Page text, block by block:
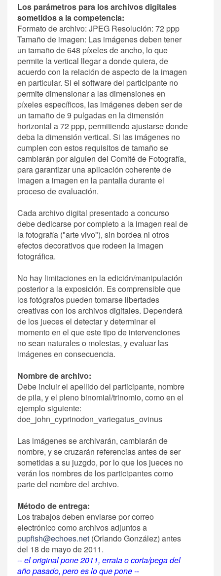
Los parámetros para los archivos digitales
sometidos a la competencia:
Formato de archivo: JPEG Resolución: 72 ppp
Tamaño de imagen: Las imágenes deben tener
un tamaño de 648 píxeles de ancho, lo que
permite la vertical llegar a donde quiera, de
acuerdo con la relación de aspecto de la imagen
en particular. Si el software del participante no
permite dimensionar a las dimensiones en
píxeles específicos, las imágenes deben ser de
un tamaño de 9 pulgadas en la dimensión
horizontal a 72 ppp, permitiendo ajustarse donde
deba la dimensión vertical. Si las imágenes no
cumplen con estos requisitos de tamaño se
cambiarán por alguien del Comité de Fotografía,
para garantizar una aplicación coherente de
imagen a imagen en la pantalla durante el
proceso de evaluación.
Cada archivo digital presentado a concurso
debe dedicarse por completo a la imagen real de
la fotografía ("arte vivo"), sin bordea ni otros
efectos decorativos que rodeen la imagen
fotográfica.
No hay limitaciones en la edición/manipulación
posterior a la exposición. Es comprensible que
los fotógrafos pueden tomarse libertades
creativas con los archivos digitales. Dependerá
de los jueces el detectar y determinar el
momento en el que este tipo de intervenciones
no sean naturales o molestas, y evaluar las
imágenes en consecuencia.
Nombre de archivo:
Debe incluir el apellido del participante, nombre
de pila, y el pleno binomial/trinomio, como en el
ejemplo siguiente:
doe_john_cyprinodon_variegatus_ovinus
Las imágenes se archivarán, cambiarán de
nombre, y se cruzarán referencias antes de ser
sometidas a su juzgdo, por lo que los jueces no
verán los nombres de los participantes como
parte del nombre del archivo.
Método de entrega:
Los trabajos deben enviarse por correo
electrónico como archivos adjuntos a
pupfish@echoes.net (Orlando González) antes
del 18 de mayo de 2011.
-- el original pone 2011, errata o corta/pega del
año pasado, pero es lo que pone --